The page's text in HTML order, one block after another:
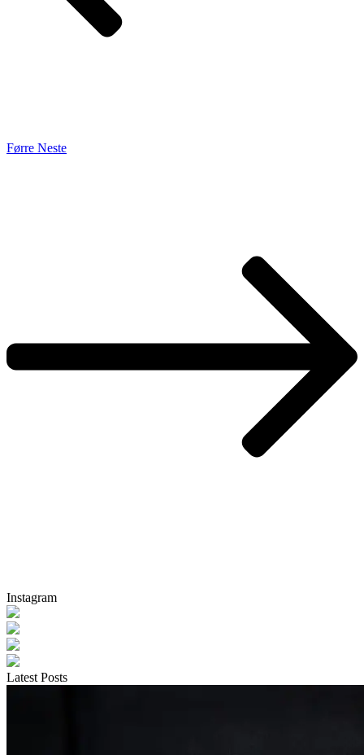
Førre Neste
Instagram
Latest Posts